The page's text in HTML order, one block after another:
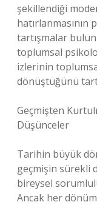
şekillendiği
tartışmalar
toplumsal
izlerinin
dönüştüğünü
Geçmişten
Düşünceler
Tarihin büyük
geçmişin sürekli
bireysel
Ancak her